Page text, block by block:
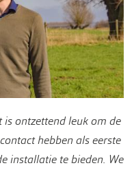
is ontzettend leuk om de
hebben als eerste
installatie te bieden. We